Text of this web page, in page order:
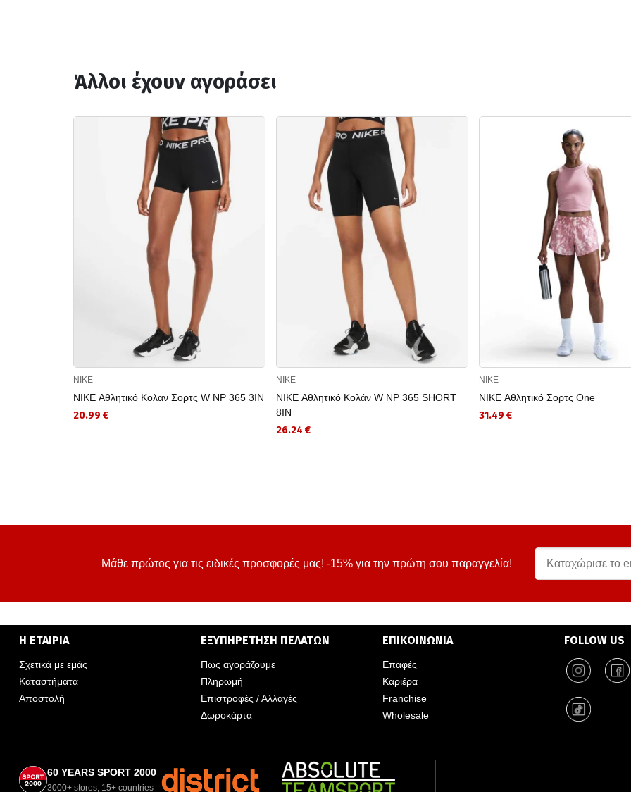
Άλλοι έχουν αγοράσει
NIKE
NIKE Αθλητικό Κολαν Σορτς W NP 365 3IN
20.99 €
NIKE
NIKE Αθλητικό Κολάν W NP 365 SHORT
8IN
26.24 €
NIKE
NIKE Αθλητικό Σορτς One
31.49 €
Μάθε πρώτος για τις ειδικές προσφορές μας! -15% για την πρώτη σου παραγγελία!
Η ΕΤΑΙΡΙΑ
Σχετικά με εμάς
Καταστήματα
Αποστολή
ΕΞΥΠΗΡΕΤΗΣΗ ΠΕΛΑΤΩΝ
Πως αγοράζουμε
Πληρωμή
Επιστροφές / Αλλαγές
Δωροκάρτα
ΕΠΙΚΟΙΝΩΝΙΑ
Επαφές
Καριέρα
Franchise
Wholesale
FOLLOW US
60 YEARS SPORT 2000
3000+ stores, 15+ countries